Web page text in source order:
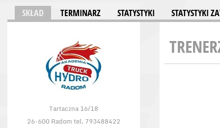
SKŁAD TERMINARZ STATYSTYKI STATYSTYKI
Tartaczna 16/18
26-600 Radom tel. 793488422